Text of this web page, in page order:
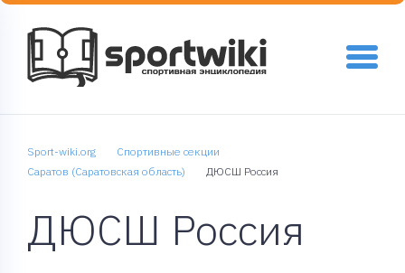
Sport-wiki.org
Спортивные секции
Саратов (Саратовская область)
ДЮСШ Россия
ДЮСШ Россия